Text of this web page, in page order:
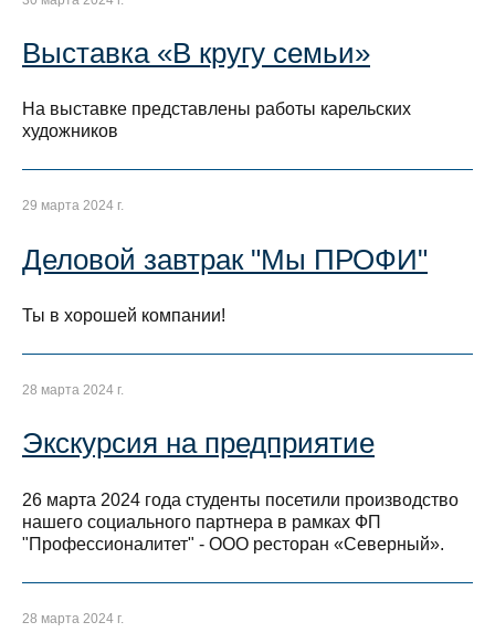
Выставка «В кругу семьи»
На выставке представлены работы карельских
художников
29 марта 2024 г.
Деловой завтрак "Мы ПРОФИ"
Ты в хорошей компании!
28 марта 2024 г.
Экскурсия на предприятие
26 марта 2024 года студенты посетили производство
нашего социального партнера в рамках ФП
"Профессионалитет" - ООО ресторан «Северный».
28 марта 2024 г.